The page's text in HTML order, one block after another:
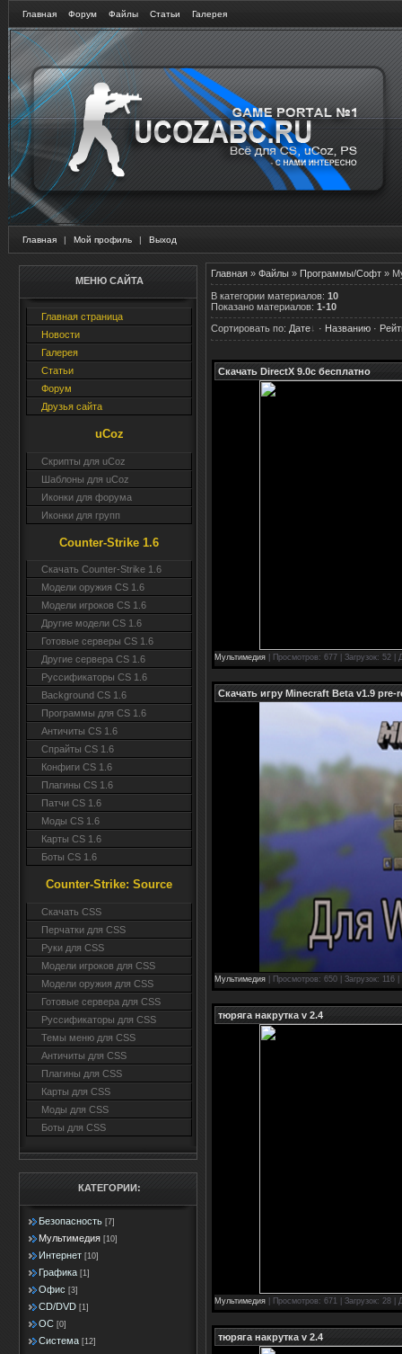
Главная Форум Файлы Статьи Галерея
Главная | Мой профиль | Выход
МЕНЮ САЙТА
Главная страница
Новости
Галерея
Статьи
Форум
Друзья сайта
uCoz
Скрипты для uCoz
Шаблоны для uCoz
Иконки для форума
Иконки для групп
Counter-Strike 1.6
Скачать Counter-Strike 1.6
Модели оружия CS 1.6
Модели игроков CS 1.6
Другие модели CS 1.6
Готовые серверы CS 1.6
Другие сервера CS 1.6
Руссификаторы CS 1.6
Background CS 1.6
Программы для CS 1.6
Античиты CS 1.6
Спрайты CS 1.6
Конфиги CS 1.6
Плагины CS 1.6
Патчи CS 1.6
Моды CS 1.6
Карты CS 1.6
Боты CS 1.6
Counter-Strike: Source
Cкачать CSS
Перчатки для CSS
Руки для CSS
Модели игроков для CSS
Модели оружия для CSS
Готовые сервера для CSS
Руссификаторы для CSS
Темы меню для CSS
Античиты для CSS
Плагины для CSS
Карты для CSS
Моды для CSS
Боты для CSS
КАТЕГОРИИ:
Безопасность [7]
Мультимедия [10]
Интернет [10]
Графика [1]
Офис [3]
CD/DVD [1]
ОС [0]
Система [12]
Главная » Файлы » Программы/Софт »
В категории материалов: 10
Показано материалов: 1-10
Сортировать по: Дате · Названию ·
Скачать DirectX 9.0c бесплатно
Мультимедия | Просмотров: 677 | Загрузок: 52 |
Скачать игру Minecraft Beta v1.9 pre-
Мультимедия | Просмотров: 650 | Загрузок: 116
тюряга накрутка v 2.4
Мультимедия | Просмотров: 671 | Загрузок: 28 |
тюряга накрутка v 2.4